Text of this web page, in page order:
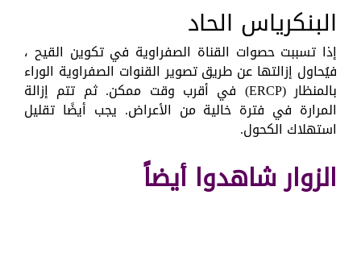
البنكرياس الحاد
إذا تسببت حصوات القناة الصفراوية في تكوين القيح ،
فيُحاول إزالتها عن طريق تصوير القنوات الصفراوية الوراء
بالمنظار (ERCP) في أقرب وقت ممكن. ثم تتم إزالة
المرارة في فترة خالية من الأعراض. يجب أيضًا تقليل
استهلاك الكحول.
الزوار شاهدوا أيضاً